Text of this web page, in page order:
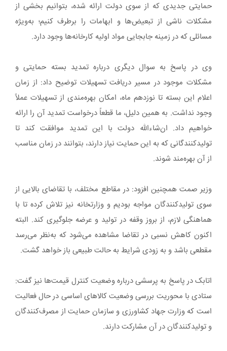
حمایتی جدیدی که از سوی دولت ارائه شده، بتوانیم بخشی از
مشکلات ناشی از تبعیض‌ها و ابهامات را برطرف کنیم؛ به‌ویژه
مسائلی که در زمینه جابجایی مواد اولیه کارخانه‌ها وجود دارد.
وی در پاسخ به سوال دیگری درباره تمدید بسته حمایتی و
مشکلات موجود در مسیر دریافت تسهیلات توضیح داد: از زمان
اعلام این بسته تا نوزدهم ماه، امکان بهره‌مندی از تسهیلات عملاً
وجود نداشت. به همین دلیل، ما قطعاً درخواست تمدید آن را ارائه
خواهیم داد. ان‌شاءالله دولت با این تمدید موافقت کند تا
تولیدکنندگانی که به این حمایت نیاز دارند، بتوانند در زمان مناسب
از آن بهره‌مند شوند.
وزیر صمت همچنین افزود: در مقاطع مختلف، با تقاضای بالایی از
سوی تولیدکنندگان مواجه بودیم و وزارتخانه نیز تلاش کرده تا با
هماهنگی لازم، از بروز وقفه در تولید و عرضه جلوگیری کند. البته
اکنون کاهش نسبی در تقاضا مشاهده می‌شود که به‌نظر می‌رسد
مقطعی باشد و به زودی شرایط به حالت طبیعی باز خواهد گشت.
اتابک در پاسخ به پرسشی درباره وضعیت کنترل قیمت‌ها نیز گفت:
ستادی با محوریت بررسی وضعیت کالاهای اساسی در حال فعالیت
است که وزارت جهاد کشاورزی و سازمان حمایت از مصرف‌کنندگان
و تولیدکنندگان در آن مشارکت دارند.